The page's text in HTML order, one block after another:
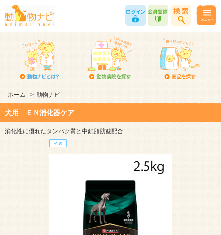
ホーム > 動物ナビ
犬用 ＥＮ消化器ケア
消化性に優れたタンパク質と中鎖脂肪酸配合